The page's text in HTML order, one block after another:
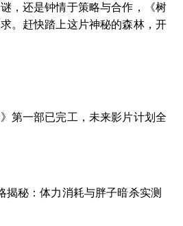
，还是钟情于策略与合作，《树
。赶快踏上这片神秘的森林，开
第一部已完工，未来影片计划全
揭秘：体力消耗与胖子暗杀实测